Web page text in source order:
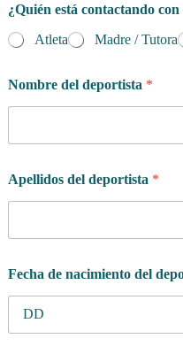
e
c
o
M
e
P
a
T
u
o
¿Quién está contactando con
Atleta
Madre / Tutora
Nombre del deportista *
Apellidos del deportista *
Fecha de nacimiento del